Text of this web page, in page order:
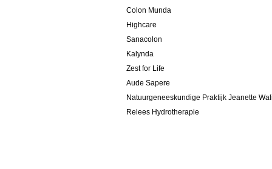
Colon Munda
Highcare
Sanacolon
Kalynda
Zest for Life
Aude Sapere
Natuurgeneeskundige Praktijk Jeanette
Relees Hydrotherapie